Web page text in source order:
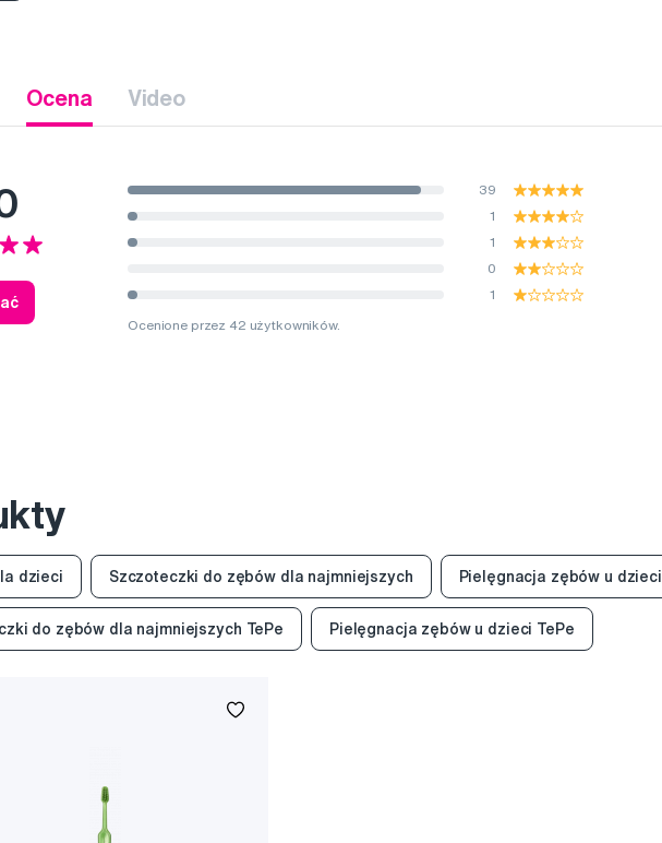
Ocena Video
39
1
1
0
1
Ocenione przez 42 użytkowników.
dzieci Szczoteczki do zębów dla najmniejszych Pielęgnacja zębów u dzieci
do zębów dla najmniejszych TePe Pielęgnacja zębów u dzieci TePe